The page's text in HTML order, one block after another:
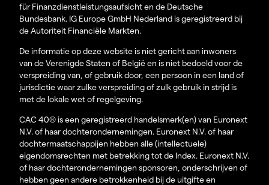
für Finanzdienstleistungsaufsicht en de Deutsche
Bundesbank. IG Europe GmbH Nederland is geregistreerd bij
de Autoriteit Financiële Markten.
De informatie op deze website is niet gericht aan inwoners
van de Verenigde Staten of België en is niet bedoeld voor de
verspreiding van, of gebruik door, een persoon in een land of
jurisdictie waar zulke verspreiding of zulk gebruik in strijd is
met de lokale wet of regelgeving.
CAC 40® is een geregistreerd handelsmerk(en) van Euronext
N.V. of haar dochterondernemingen. Euronext N.V. of haar
dochtermaatschappijen hebben alle (intellectuele)
eigendomsrechten met betrekking tot de Index. Euronext N.V.
of haar dochterondernemingen sponsoren, onderschrijven of
hebben geen andere betrokkenheid bij de uitgifte en